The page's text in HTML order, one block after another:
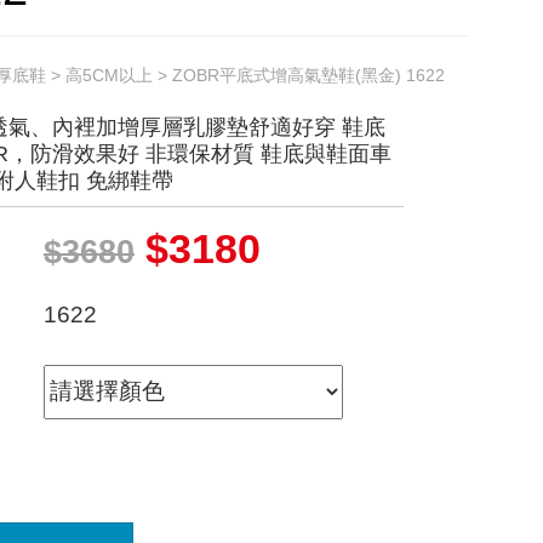
底鞋 > 高5CM以上 > ZOBR平底式增高氣墊鞋(黑金) 1622
氣、內裡加增厚層乳膠墊舒適好穿 鞋底
，防滑效果好 非環保材質 鞋底與鞋面車
人鞋扣 免綁鞋帶
$3680$3180
1622